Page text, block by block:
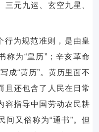
元九运、玄空九星、
行为规范准则，是由皇
称为“皇历”；辛亥革命
成“黄历”。黄历里面不
且还包含了人民在日常
容指导中国劳动农民耕
间又俗称为“通书”。但